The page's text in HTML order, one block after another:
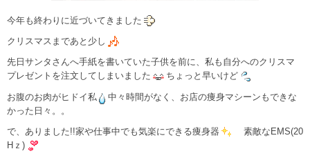
今年も終わりに近づいてきました
クリスマスまであと少し
先日サンタさんへ手紙を書いていた子供を前に、私も自分へのクリスマ
プレゼントを注文してしまいました
ちょっと早いけど
お腹のお肉がヒドイ私
中々時間がなく、お店の痩身マシーンもできな
かった日々。。
で、ありました!!家や仕事中でも気楽にできる痩身器
素敵なEMS(20
Hｚ)